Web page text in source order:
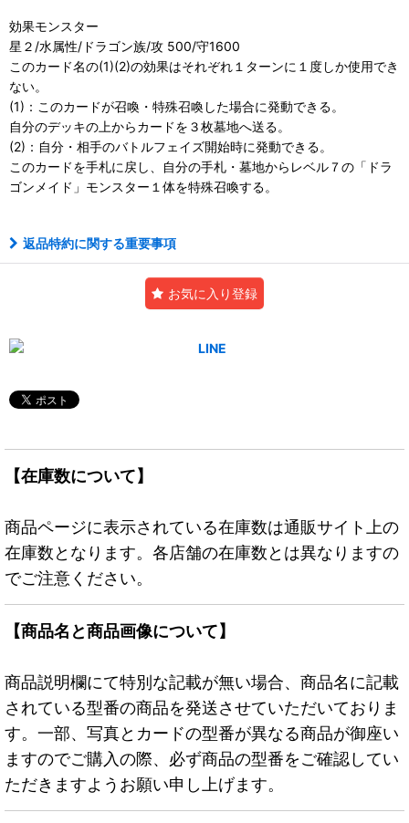
効果モンスター
星２/水属性/ドラゴン族/攻 500/守1600
このカード名の(1)(2)の効果はそれぞれ１ターンに１度しか使用でき
ない。
(1)：このカードが召喚・特殊召喚した場合に発動できる。
自分のデッキの上からカードを３枚墓地へ送る。
(2)：自分・相手のバトルフェイズ開始時に発動できる。
このカードを手札に戻し、自分の手札・墓地からレベル７の「ドラ
ゴンメイド」モンスター１体を特殊召喚する。
返品特約に関する重要事項
お気に入り登録
【在庫数について】
商品ページに表示されている在庫数は通販サイト上の
在庫数となります。各店舗の在庫数とは異なりますの
でご注意ください。
【商品名と商品画像について】
商品説明欄にて特別な記載が無い場合、商品名に記載
されている型番の商品を発送させていただいておりま
す。一部、写真とカードの型番が異なる商品が御座い
ますのでご購入の際、必ず商品の型番をご確認してい
ただきますようお願い申し上げます。